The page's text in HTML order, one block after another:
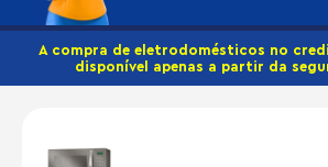
A compra de eletrodomésticos no
disponível apenas a partir da